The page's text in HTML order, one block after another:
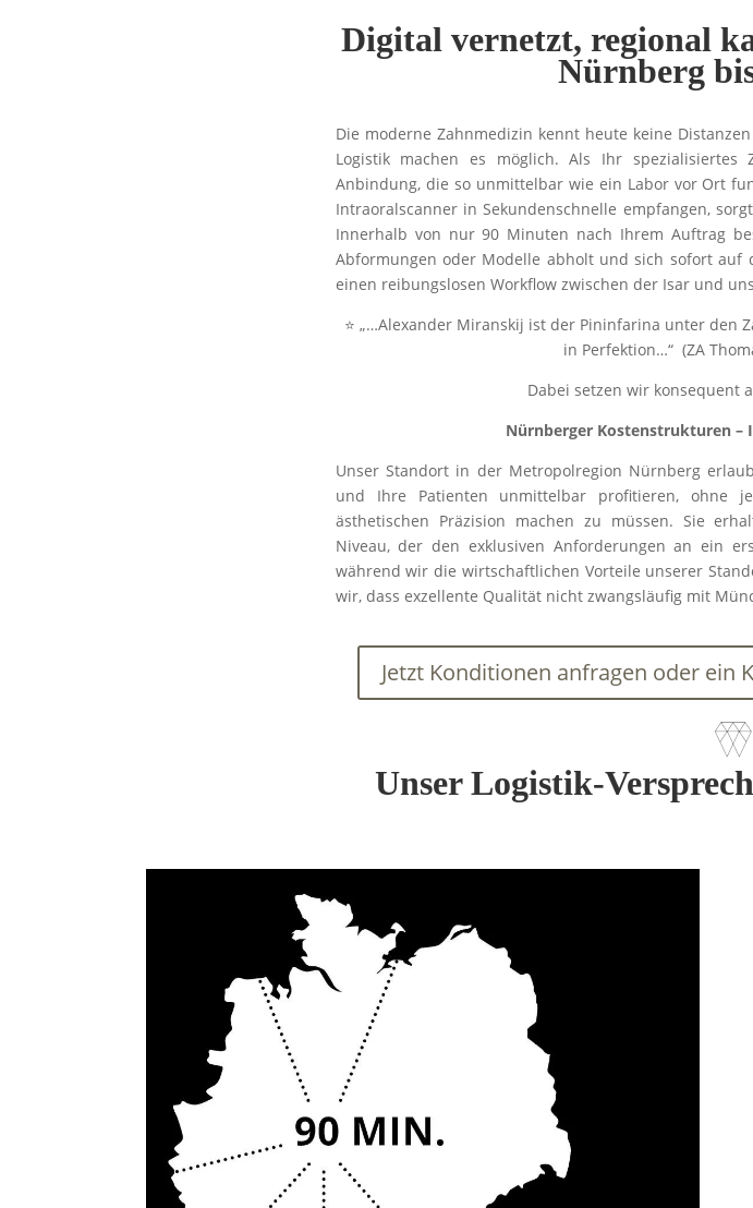
Digital vernetzt, regional
Nürnberg
Die moderne Zahnmedizin kennt heute keine
Logistik machen es möglich. Als Ihr
Anbindung, die so unmittelbar wie ein Labor vor Ort
Intraoralscanner in Sekundenschnelle empfangen,
Innerhalb von nur 90 Minuten nach Ihrem Auftrag
Abformungen oder Modelle abholt und sich sofort auf
einen reibungslosen Workflow zwischen der Isar und
⭐ „…Alexander Miranskij ist der Pininfarina unter den
in Perfektion…“ (ZA
Dabei setzen wir konsequent
Nürnberger Kostenstrukturen –
Unser Standort in der Metropolregion Nürnberg
und Ihre Patienten unmittelbar profitieren, ohne
ästhetischen Präzision machen zu müssen. Sie
Niveau, der den exklusiven Anforderungen an ein
während wir die wirtschaftlichen Vorteile unserer
wir, dass exzellente Qualität nicht zwangsläufig mit
Jetzt Konditionen anfragen oder ein
Unser Logistik-